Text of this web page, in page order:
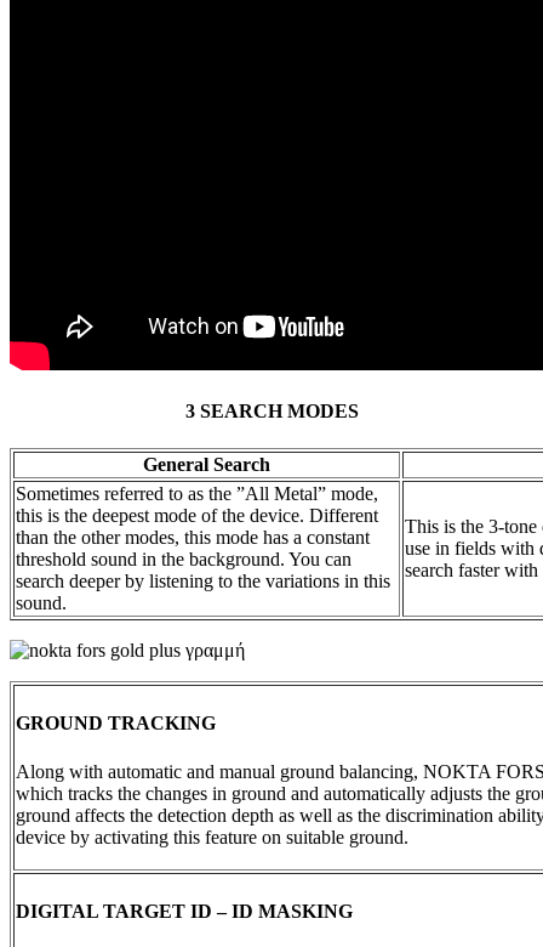
3 SEARCH MODES
General Search
Sometimes referred to as the ”All Metal” mode,
this is the deepest mode of the device. Different
than the other modes, this mode has a constant
threshold sound in the background. You can
search deeper by listening to the variations in this
sound.
This is the 3-
use in fields with
search faster
GROUND TRACKING
Along with automatic and manual ground balancing, NOKTA
which tracks the changes in ground and automatically adjusts the
ground affects the detection depth as well as the discrimination
device by activating this feature on suitable ground.
DIGITAL TARGET ID – ID MASKING